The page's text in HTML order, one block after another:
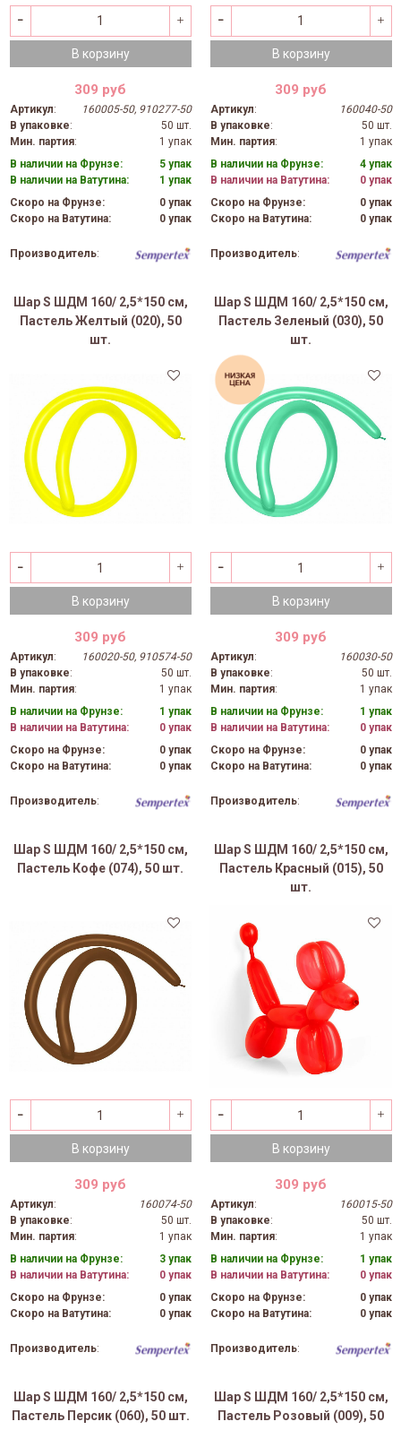
В корзину
309 руб
Артикул:
160005-50, 910277-50
В упаковке:
50 шт.
Мин. партия:
1 упак
В наличии на Фрунзе:
5 упак
В наличии на Ватутина:
1 упак
Скоро на Фрунзе:
0 упак
Скоро на Ватутина:
0 упак
Производитель:
В корзину
309 руб
Артикул:
160040-50
В упаковке:
50 шт.
Мин. партия:
1 упак
В наличии на Фрунзе:
4 упак
В наличии на Ватутина:
0 упак
Скоро на Фрунзе:
0 упак
Скоро на Ватутина:
0 упак
Производитель:
Шар S ШДМ 160/ 2,5*150 см,
Пастель Желтый (020), 50
шт.
В корзину
309 руб
Артикул:
160020-50, 910574-50
В упаковке:
50 шт.
Мин. партия:
1 упак
В наличии на Фрунзе:
1 упак
В наличии на Ватутина:
0 упак
Скоро на Фрунзе:
0 упак
Скоро на Ватутина:
0 упак
Производитель:
Шар S ШДМ 160/ 2,5*150 см,
Пастель Зеленый (030), 50
шт.
В корзину
309 руб
Артикул:
160030-50
В упаковке:
50 шт.
Мин. партия:
1 упак
В наличии на Фрунзе:
1 упак
В наличии на Ватутина:
0 упак
Скоро на Фрунзе:
0 упак
Скоро на Ватутина:
0 упак
Производитель:
Шар S ШДМ 160/ 2,5*150 см,
Пастель Кофе (074), 50 шт.
В корзину
309 руб
Артикул:
160074-50
В упаковке:
50 шт.
Мин. партия:
1 упак
В наличии на Фрунзе:
3 упак
В наличии на Ватутина:
0 упак
Скоро на Фрунзе:
0 упак
Скоро на Ватутина:
0 упак
Производитель:
Шар S ШДМ 160/ 2,5*150 см,
Пастель Красный (015), 50
шт.
В корзину
309 руб
Артикул:
160015-50
В упаковке:
50 шт.
Мин. партия:
1 упак
В наличии на Фрунзе:
1 упак
В наличии на Ватутина:
0 упак
Скоро на Фрунзе:
0 упак
Скоро на Ватутина:
0 упак
Производитель:
Шар S ШДМ 160/ 2,5*150 см,
Пастель Персик (060), 50 шт.
Шар S ШДМ 160/ 2,5*150 см,
Пастель Розовый (009), 50